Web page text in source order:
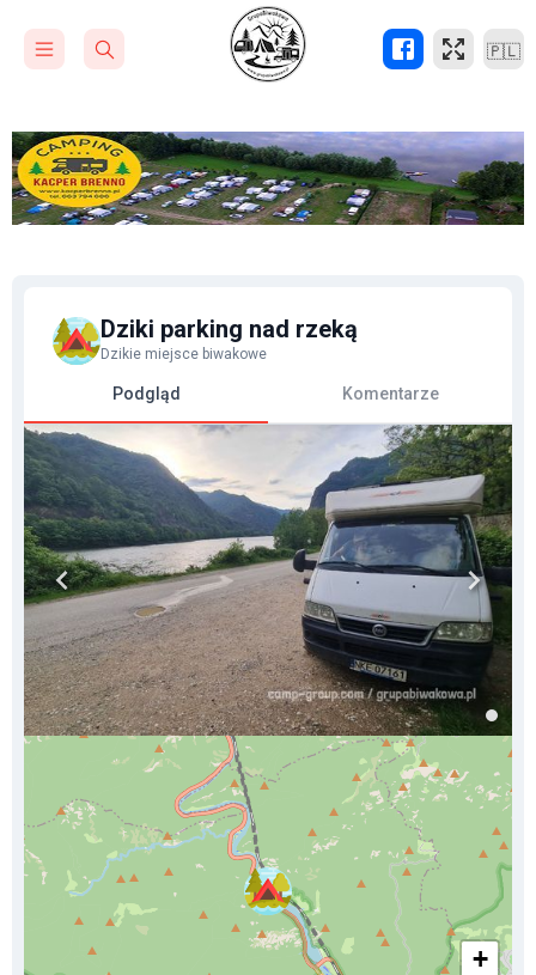
🇵🇱
Dziki parking nad rzeką
Dzikie miejsce biwakowe
Podgląd Komentarze
+